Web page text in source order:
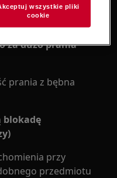
prania z bębna
za dużo prania
prania z bębna
blokadę
przy
przedmiotu
wszystkie pliki
cookie